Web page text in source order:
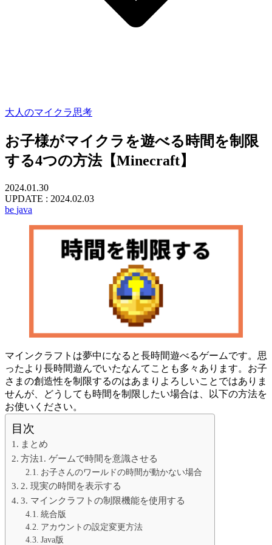
大人のマイクラ思考
お子様がマイクラを遊べる時間を制限
する4つの方法【Minecraft】
2024.01.30
UPDATE : 2024.02.03
be java
マインクラフトは夢中になると長時間遊べるゲームです。思
ったより長時間遊んでいたなんてことも多々あります。お子
さまの創造性を制限するのはあまりよろしいことではありま
せんが、どうしても時間を制限したい場合は、以下の方法を
お使いください。
目次
まとめ
方法1. ゲームで時間を意識させる
お子さんのワールドの時間が動かない場合
2. 現実の時間を表示する
3. マインクラフトの制限機能を使用する
統合版
アカウントの設定変更方法
Java版